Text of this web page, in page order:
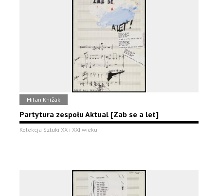
Milan Knížák
Partytura zespołu Aktual [Zab se a let]
Kolekcja Sztuki XX i XXI wieku